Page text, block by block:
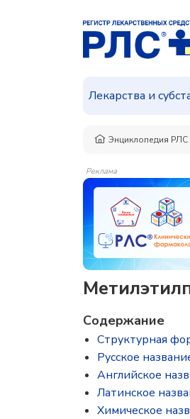
Лекарства и
Энциклопедия РЛС
Реклама
Содержание
Структурная
Русское
Английское
Латинское
Химическое